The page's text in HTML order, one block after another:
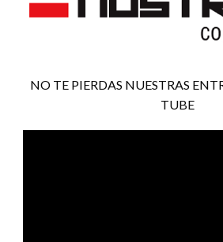
NO TE PIERDAS NUESTRAS
TUBE